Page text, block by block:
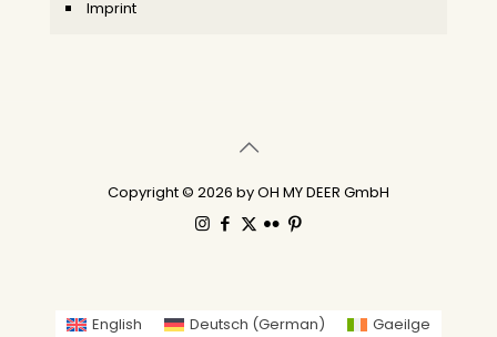
Imprint
Copyright © 2026 by OH MY DEER GmbH
English Deutsch (German) Gaeilge